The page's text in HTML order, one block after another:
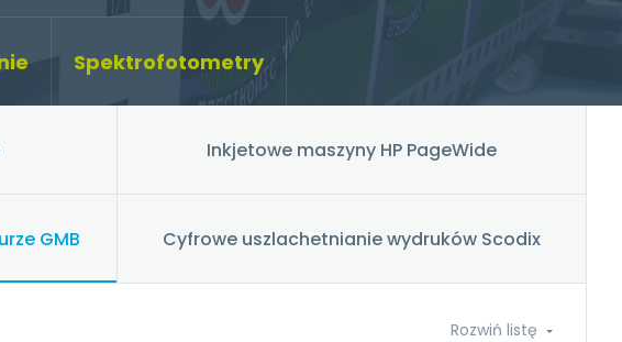
Spektrofotometry
Inkjetowe maszyny HP PageWide
GMB Cyfrowe uszlachetnianie wydruków Scodix
Rozwiń listę